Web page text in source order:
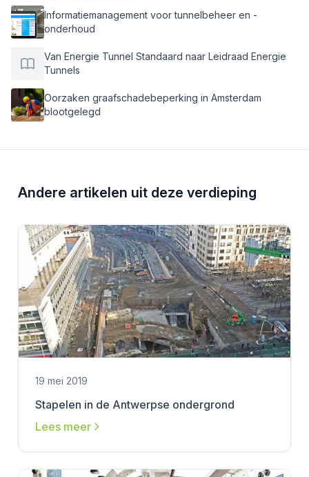
Informatiemanagement voor tunnelbeheer en -
onderhoud
Van Energie Tunnel Standaard naar Leidraad Energie
Tunnels
Oorzaken graafschadebeperking in Amsterdam
blootgelegd
Andere artikelen uit deze verdieping
19 mei 2019
Stapelen in de Antwerpse ondergrond
Lees meer